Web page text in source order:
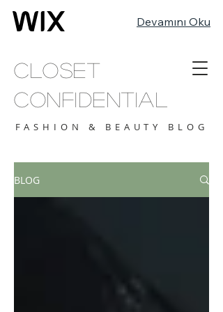
Devamını Oku